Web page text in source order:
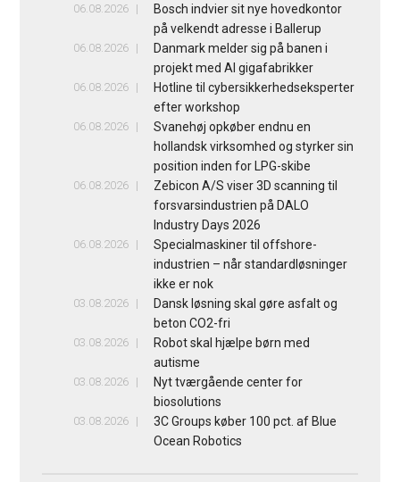
06.08.2026
Bosch indvier sit nye hovedkontor
på velkendt adresse i Ballerup
06.08.2026
Danmark melder sig på banen i
projekt med AI gigafabrikker
06.08.2026
Hotline til cybersikkerhedseksperter
efter workshop
06.08.2026
Svanehøj opkøber endnu en
hollandsk virksomhed og styrker sin
position inden for LPG-skibe
06.08.2026
Zebicon A/S viser 3D scanning til
forsvarsindustrien på DALO
Industry Days 2026
06.08.2026
Specialmaskiner til offshore-
industrien – når standardløsninger
ikke er nok
03.08.2026
Dansk løsning skal gøre asfalt og
beton CO2-fri
03.08.2026
Robot skal hjælpe børn med
autisme
03.08.2026
Nyt tværgående center for
biosolutions
03.08.2026
3C Groups køber 100 pct. af Blue
Ocean Robotics